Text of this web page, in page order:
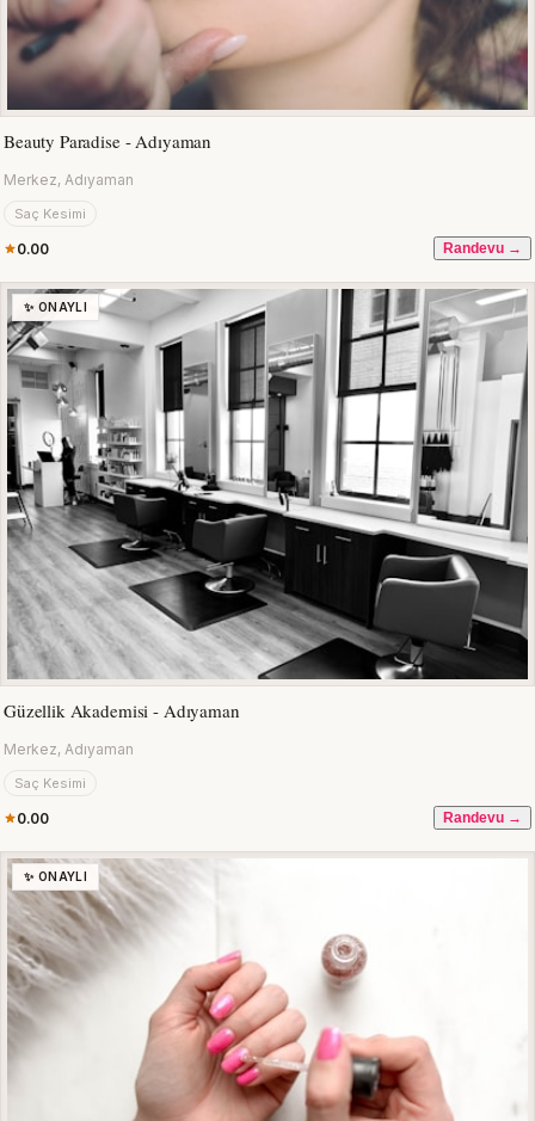
Beauty Paradise - Adıyaman
Merkez, Adıyaman
Saç Kesimi
0.00 Randevu →
✨ ONAYLI
Güzellik Akademisi - Adıyaman
Merkez, Adıyaman
Saç Kesimi
0.00 Randevu →
✨ ONAYLI